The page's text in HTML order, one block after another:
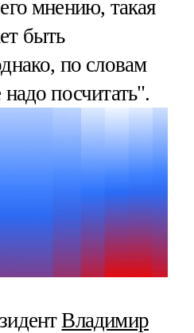
мнению, такая
быть
по словам
посчитать".
Владимир